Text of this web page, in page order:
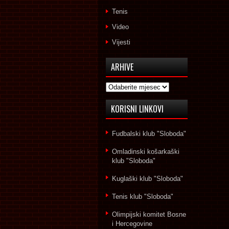
Tenis
Video
Vijesti
ARHIVE
Arhive
KORISNI LINKOVI
Fudbalski klub "Sloboda"
Omladinski košarkaški
klub "Sloboda"
Kuglaški klub "Sloboda"
Tenis klub "Sloboda"
Olimpijski komitet Bosne
i Hercegovine